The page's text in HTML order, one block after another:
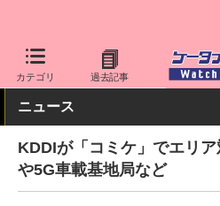
カテゴリ 過去記事
ケータイ Watch キャリア au
ニュース
KDDIが「コミケ」でエリ
や5G車載基地局など